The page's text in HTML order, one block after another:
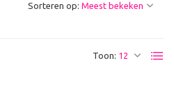
Toon:
Sorteren op: